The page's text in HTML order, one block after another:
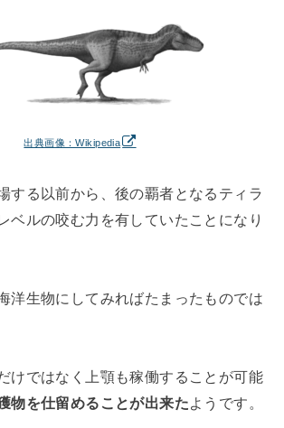
出典画像：Wikipedia
する以前から、後の覇者となるティラ
ベルの咬む力を有していたことになり
洋生物にしてみればたまったものでは
けではなく上顎も稼働することが可能
物を仕留めることが出来たようです。